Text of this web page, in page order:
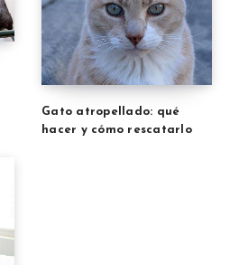
Gato atropellado: qué
hacer y cómo rescatarlo